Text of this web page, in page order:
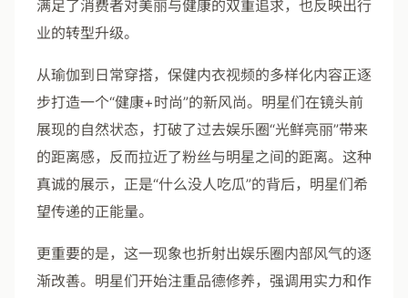
满足了消费者对美丽与健康的双重追求，也反映出行
业的转型升级。
从瑜伽到日常穿搭，保健内衣视频的多样化内容正逐
步打造一个“健康+时尚”的新风尚。明星们在镜头前
展现的自然状态，打破了过去娱乐圈“光鲜亮丽”带来
的距离感，反而拉近了粉丝与明星之间的距离。这种
真诚的展示，正是“什么没人吃瓜”的背后，明星们希
望传递的正能量。
更重要的是，这一现象也折射出娱乐圈内部风气的逐
渐改善。明星们开始注重品德修养，强调用实力和作